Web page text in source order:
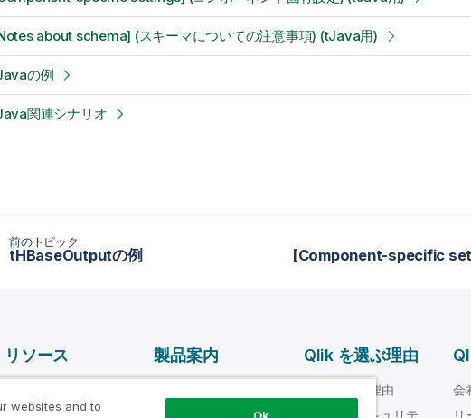
about schema] (スキーマについての注意事項) (tJava用)
の例
関連シナリオ
前のトピック
tHBaseOutputの例
リソース
Qlik Developer
製品案内
品質
Qlik を選ぶ理由
Qlik を選ぶ理由
信頼性とセキュリテ
会
リ
websites and to